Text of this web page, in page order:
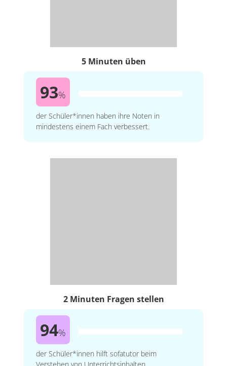
5 Minuten üben
93%
der Schüler*innen haben ihre Noten in
mindestens einem Fach verbessert.
2 Minuten Fragen stellen
94%
der Schüler*innen hilft sofatutor beim